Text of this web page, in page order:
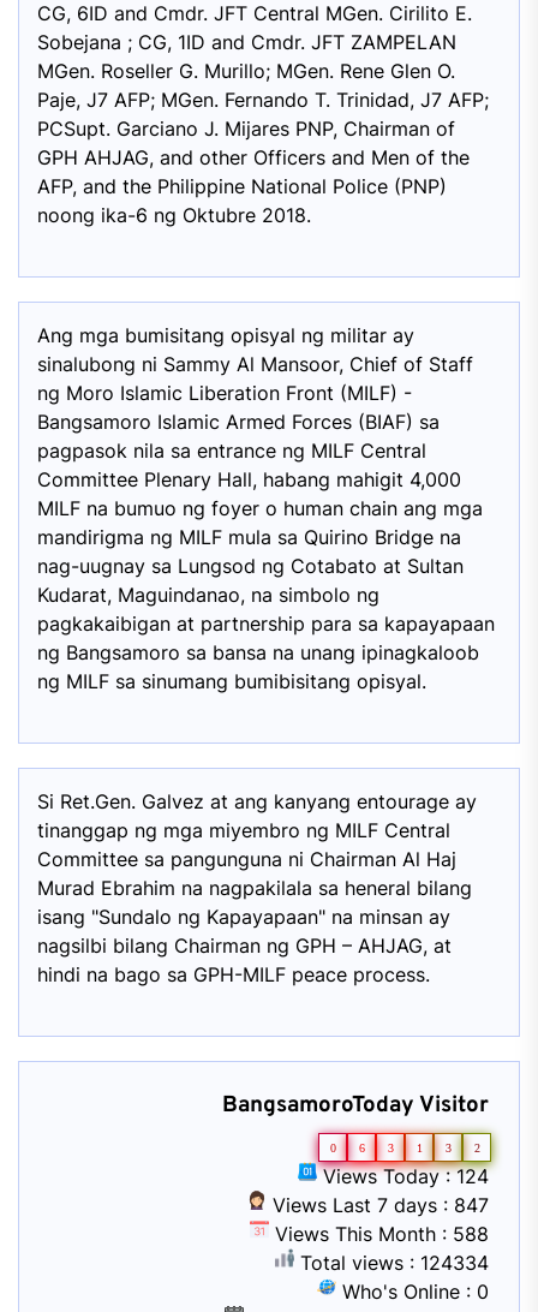
CG, 6ID and Cmdr. JFT Central MGen. Cirilito E.
Sobejana ; CG, 1ID and Cmdr. JFT ZAMPELAN
MGen. Roseller G. Murillo; MGen. Rene Glen O.
Paje, J7 AFP; MGen. Fernando T. Trinidad, J7 AFP;
PCSupt. Garciano J. Mijares PNP, Chairman of
GPH AHJAG, and other Officers and Men of the
AFP, and the Philippine National Police (PNP)
noong ika-6 ng Oktubre 2018.
Ang mga bumisitang opisyal ng militar ay
sinalubong ni Sammy Al Mansoor, Chief of Staff
ng Moro Islamic Liberation Front (MILF) -
Bangsamoro Islamic Armed Forces (BIAF) sa
pagpasok nila sa entrance ng MILF Central
Committee Plenary Hall, habang mahigit 4,000
MILF na bumuo ng foyer o human chain ang mga
mandirigma ng MILF mula sa Quirino Bridge na
nag-uugnay sa Lungsod ng Cotabato at Sultan
Kudarat, Maguindanao, na simbolo ng
pagkakaibigan at partnership para sa kapayapaan
ng Bangsamoro sa bansa na unang ipinagkaloob
ng MILF sa sinumang bumibisitang opisyal.
Si Ret.Gen. Galvez at ang kanyang entourage ay
tinanggap ng mga miyembro ng MILF Central
Committee sa pangunguna ni Chairman Al Haj
Murad Ebrahim na nagpakilala sa heneral bilang
isang "Sundalo ng Kapayapaan" na minsan ay
nagsilbi bilang Chairman ng GPH – AHJAG, at
hindi na bago sa GPH-MILF peace process.
BangsamoroToday Visitor
0 6 3 1 3 2
Views Today : 124
Views Last 7 days : 847
Views This Month : 588
Total views : 124334
Who's Online : 0